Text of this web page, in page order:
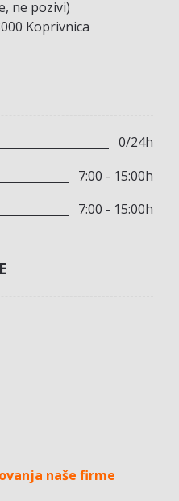
ne pozivi)
Koprivnica
0/24h
7:00 - 15:00h
7:00 - 15:00h
naše firme